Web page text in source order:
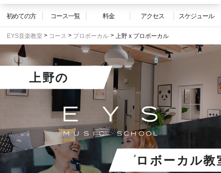
初めての方 コース一覧 料金 アクセス スケジュール
EYS音楽教室 コース プロボーカル 上野 x プロボーカル
上野の
プロボーカル教